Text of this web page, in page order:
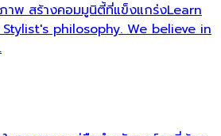
าพ สร้างคอมมูนิตี้ที่แข็งแกร่งLearn
philosophy. We believe in